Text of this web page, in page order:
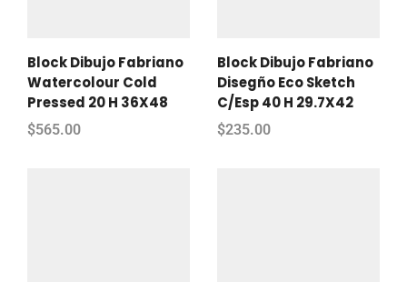
Block Dibujo Fabriano
Watercolour Cold
Pressed 20 H 36X48
$565.00
Block Dibujo Fabriano
Disegño Eco Sketch
C/Esp 40 H 29.7X42
$235.00